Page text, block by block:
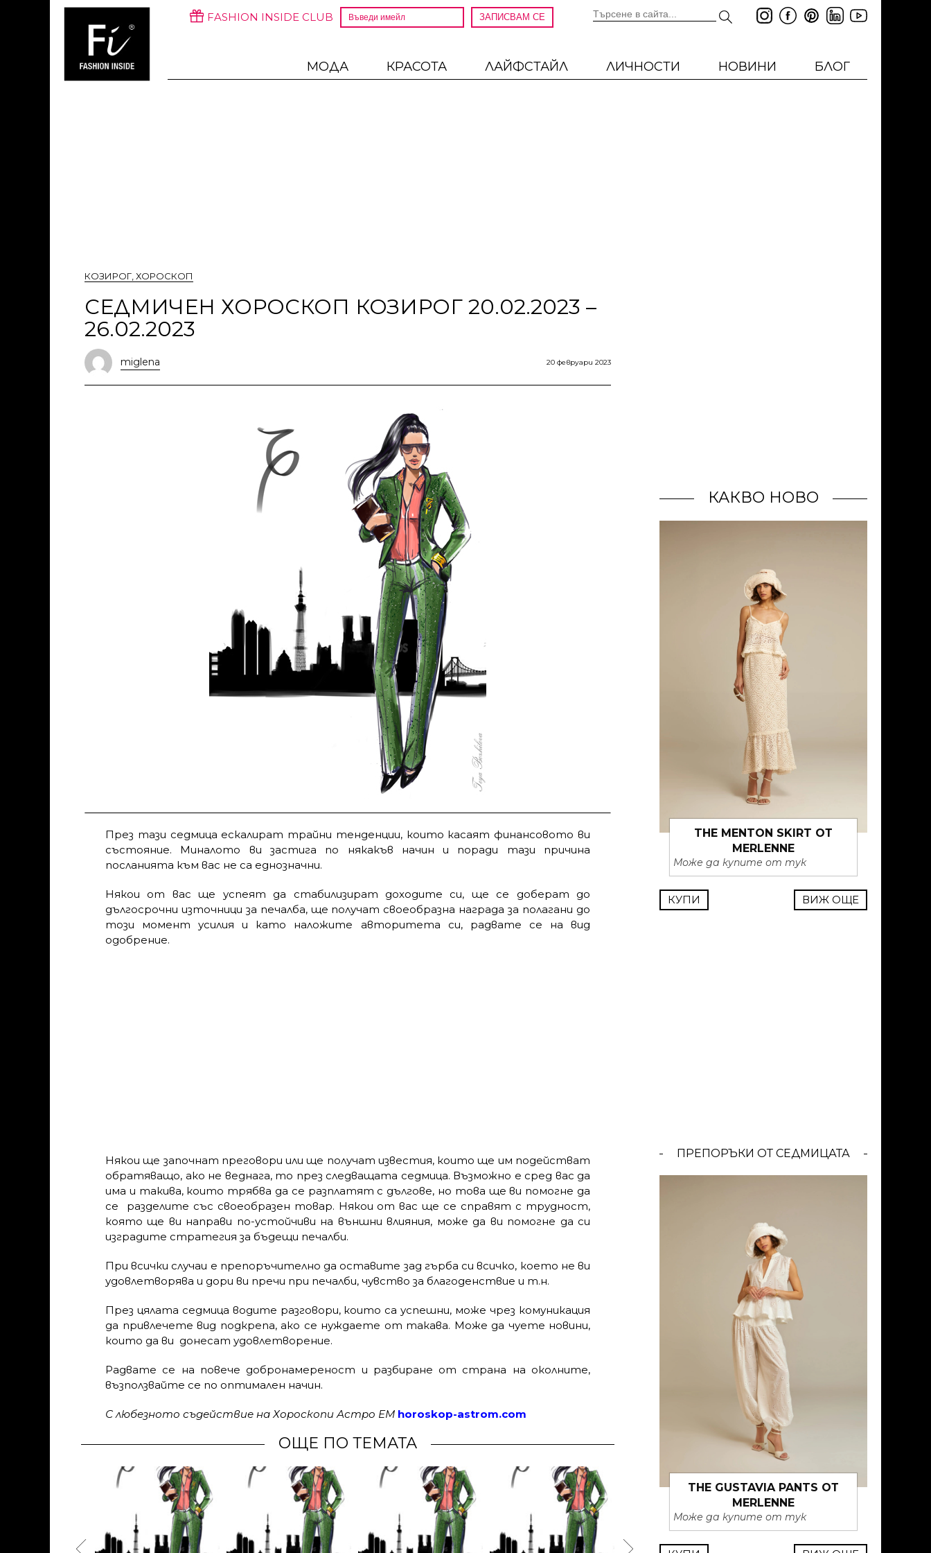
FASHION INSIDE CLUB
МОДА КРАСОТА ЛАЙФСТАЙЛ ЛИЧНОСТИ НОВИНИ БЛОГ
КОЗИРОГ ХОРОСКОП
СЕДМИЧЕН ХОРОСКОП КОЗИРОГ 20.02.2023 –
26.02.2023
miglena 20 февруари 2023
През тази седмица ескалират трайни тенденции, които касаят финансовото ви
състояние. Миналото ви застига по някакъв начин и поради тази причина
посланията към вас не са еднозначни.
Някои от вас ще успеят да стабилизират доходите си, ще се доберат до
дългосрочни източници за печалба, ще получат своеобразна награда за полагани до
този момент усилия и като наложите авторитета си, радвате се на вид
одобрение.
Някои ще започнат преговори или ще получат известия, които ще им подействат
обратяващо, ако не веднага, то през следващата седмица. Възможно е сред вас да
има и такива, които трябва да се разплатят с дългове, но това ще ви помогне да
се разделите със своеобразен товар. Някои от вас ще се справят с трудност,
която ще ви направи по-устойчиви на външни влияния, може да ви помогне да си
изградите стратегия за бъдещи печалби.
При всички случаи е препоръчително да оставите зад гърба си всичко, което не ви
удовлетворява и дори ви пречи при печалби, чувство за благоденствие и т.н.
През цялата седмица водите разговори, които са успешни, може чрез комуникация
да привлечете вид подкрепа, ако се нуждаете от такава. Може да чуете новини,
които да ви донесат удовлетворение.
Радвате се на повече добронамереност и разбиране от страна на околните,
възползвайте се по оптимален начин.
С любезното съдействие на Хороскопи Астро ЕМ horoskop-astrom.com
ОЩЕ ПО ТЕМАТА
КАКВО НОВО
THE MENTON SKIRT ОТ
MERLENNE
Може да купите от тук
КУПИ ВИЖ ОЩЕ
ПРЕПОРЪКИ ОТ СЕДМИЦАТА
THE GUSTAVIA PANTS ОТ
MERLENNE
Може да купите от тук